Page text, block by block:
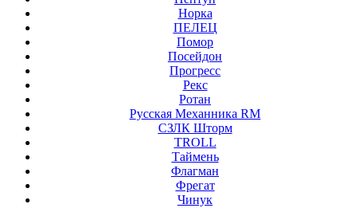
Норка
ПЕЛЕЦ
Помор
Посейдон
Прогресс
Рекс
Ротан
Русская Механника RM
СЗЛК Шторм
ТROLL
Таймень
Флагман
Фрегат
Чинук